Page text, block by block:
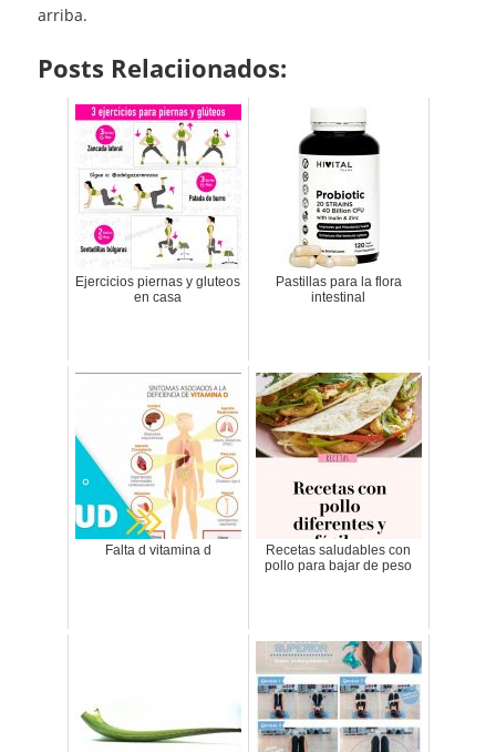
arriba.
Posts Relaciionados:
Ejercicios piernas y gluteos
en casa
Pastillas para la flora
intestinal
Falta d vitamina d
Recetas saludables con
pollo para bajar de peso